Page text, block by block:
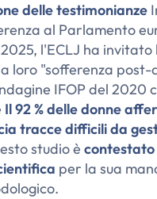
delle testimonianze
al Parlamento
l'ECLJ ha invitato
loro "sofferenza
IFOP del 2020
Il 92 % delle donne
tracce difficili da
studio è
per la sua